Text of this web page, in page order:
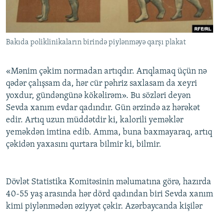
İNFOQRAFIKA
AZƏRBAYCAN ƏDƏBIYYATI KITABXANASI
İZ - MƏDƏNIYYƏT PROQRAMI
MISSIYAMIZ
MATERIALLARIMIZDAN ISTIFADƏ
BIZIMLƏ ƏLAQƏ
XƏBƏR BÜLLETENLƏRIMIZ
BIZI IZLƏ
Bakıda poliklinikaların birində piylənməyə qarşı plakat
«Mənim çəkim normadan artıqdır. Arıqlamaq üçün nə
qədər çalışsam da, hər cür pəhriz saxlasam da xeyri
yoxdur, gündəngünə kökəlirəm». Bu sözləri deyən
Sevda xanım evdar qadındır. Gün ərzində az hərəkət
edir. Artıq uzun müddətdir ki, kalorili yeməklər
yeməkdən imtina edib. Amma, buna baxmayaraq, artıq
çəkidən yaxasını qurtara bilmir ki, bilmir.
Dövlət Statistika Komitəsinin məlumatına görə, hazırda
40-55 yaş arasında hər dörd qadından biri Sevda xanım
kimi piylənmədən əziyyət çəkir. Azərbaycanda kişilər